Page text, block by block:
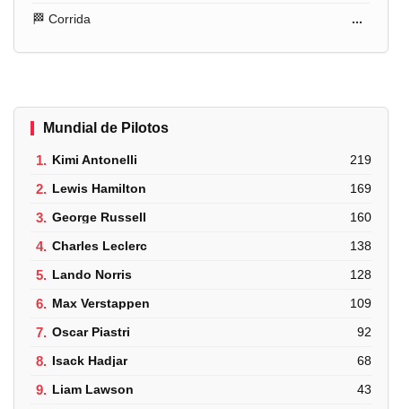
🏁 Corrida ...
Mundial de Pilotos
1. Kimi Antonelli 219
2. Lewis Hamilton 169
3. George Russell 160
4. Charles Leclerc 138
5. Lando Norris 128
6. Max Verstappen 109
7. Oscar Piastri 92
8. Isack Hadjar 68
9. Liam Lawson 43